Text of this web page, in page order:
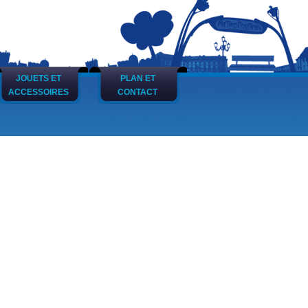
JOUETS ET
ACCESSOIRES
PLAN ET
CONTACT